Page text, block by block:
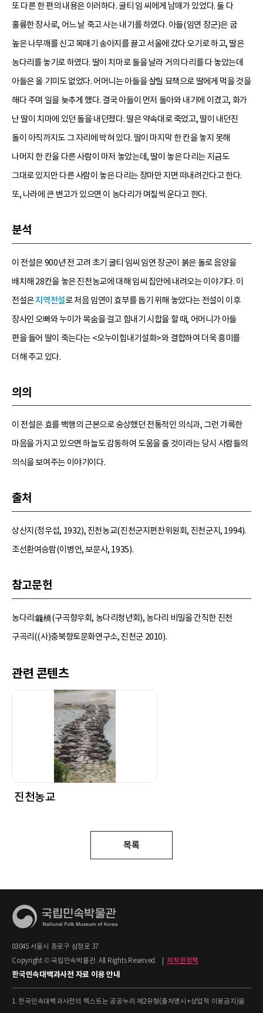
또 다른 한 편의 내용은 이러하다. 굴티 임 씨에게 남매가 있었다. 둘 다
훌륭한 장사로, 어느 날 죽고 사는 내기를 하였다. 아들(임연 장군)은 굽
높은 나무깨를 신고 목매기 송아지를 끌고 서울에 갔다 오기로 하고, 딸은
농다리를 놓기로 하였다. 딸이 치마로 돌을 날라 거의 다리를 다 놓았는데
아들은 올 기미도 없었다. 어머니는 아들을 살릴 묘책으로 딸에게 먹을 것을
해다 주며 일을 늦추게 했다. 결국 아들이 먼저 돌아와 내기에 이겼고, 화가
난 딸이 치마에 있던 돌을 내던졌다. 딸은 약속대로 죽었고, 딸이 내던진
돌이 아직까지도 그 자리에 박혀 있다. 딸이 마지막 한 칸을 놓지 못해
나머지 한 칸을 다른 사람이 마저 놓았는데, 딸이 놓은 다리는 지금도
그대로 있지만 다른 사람이 놓은 다리는 장마만 지면 떠내려간다고 한다.
또, 나라에 큰 변고가 있으면 이 농다리가 며칠씩 운다고 한다.
분석
이 전설은 900년 전 고려 초기 굴티 임씨 임연 장군이 붉은 돌로 음양을
배치해 28칸을 놓은 진천농교에 대해 임씨 집안에 내려오는 이야기다. 이
전설은지역전설로 처음 임연이 효부를 돕기 위해 놓았다는 전설이 이후
장사인 오빠와 누이가 목숨을 걸고 힘내기 시합을 할 때, 어머니가 아들
편을 들어 딸이 죽는다는 <오누이힘내기설화>와 결합하여 더욱 흥미를
더해 주고 있다.
의의
이 전설은 효를 백행의 근본으로 숭상했던 전통적인 의식과, 그런 갸륵한
마음을 가지고 있으면 하늘도 감동하여 도움을 줄 것이라는 당시 사람들의
의식을 보여주는 이야기이다.
출처
상산지(정우섭, 1932), 진천농교(진천군지편찬위원회, 진천군지, 1994).
조선환여승람(이병언, 보문사, 1935).
참고문헌
농다리:籠橋(구곡향우회, 농다리청년회), 농다리 비밀을 간직한 진천
구곡리((사)충북향토문화연구소, 진천군 2010).
관련 콘텐츠
진천농교
목록
03045 서울시 종로구 삼청로 37
Copyright © 국립민속박물관. All Rights Reserved.
저작권정책
한국민속대백과사전 자료 이용 안내
1. 한국민속대백과사전의 텍스트는 공공누리 제2유형(출처명시+상업적 이용금지)을